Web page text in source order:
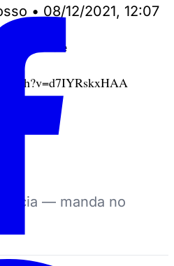
• 08/12/2021, 12:07
Anuncie
— manda no